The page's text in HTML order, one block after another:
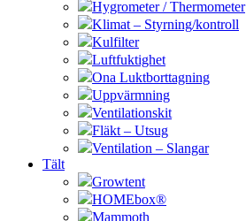
Hygrometer / Thermometer
Klimat – Styrning/kontroll
Kulfilter
Luftfuktighet
Ona Luktborttagning
Uppvärmning
Ventilationskit
Fläkt – Utsug
Ventilation – Slangar
Tält
Growtent
HOMEbox®
Mammoth